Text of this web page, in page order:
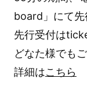
board」にて先
先行受付は
どなた様でも
詳細はこちら